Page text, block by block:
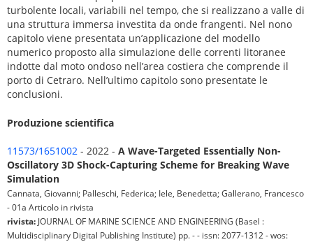
Produzione scientifica
11573/1651002 - 2022 - A Wave-Targeted Essentially Non-
Oscillatory 3D Shock-Capturing Scheme for Breaking Wave
Simulation
Cannata, Giovanni; Palleschi, Federica; Iele, Benedetta; Gallerano, Francesco
- 01a Articolo in rivista
rivista: JOURNAL OF MARINE SCIENCE AND ENGINEERING (Basel :
Multidisciplinary Digital Publishing Institute) pp. - - issn: 2077-1312 - wos: